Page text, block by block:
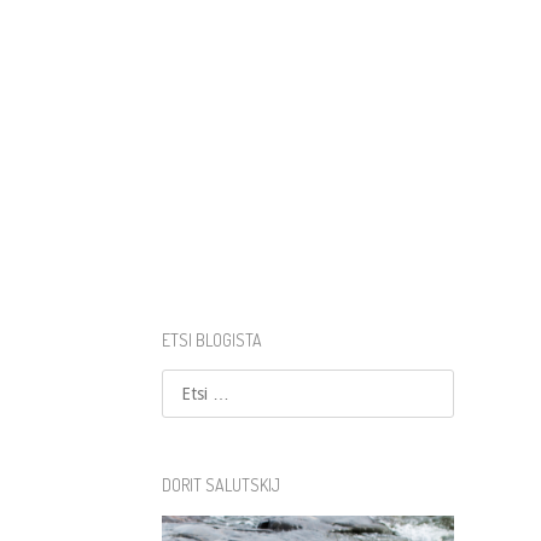
ETSI BLOGISTA
Etsi
DORIT SALUTSKIJ